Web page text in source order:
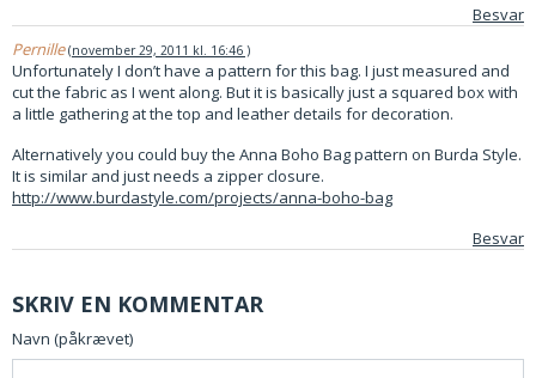
Besvar
Pernille november 29, 2011 kl. 16:46
Unfortunately I don’t have a pattern for this bag. I just measured and
cut the fabric as I went along. But it is basically just a squared box with
a little gathering at the top and leather details for decoration.
Alternatively you could buy the Anna Boho Bag pattern on Burda Style.
It is similar and just needs a zipper closure.
http://www.burdastyle.com/projects/anna-boho-bag
Besvar
SKRIV EN KOMMENTAR
Navn (påkrævet)